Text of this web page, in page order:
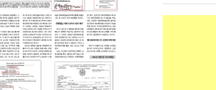
법도 깔